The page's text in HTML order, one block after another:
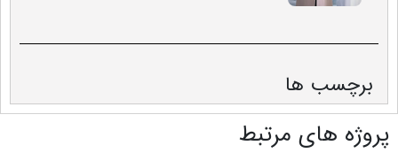
برچسب ها
پروژه های مرتبط